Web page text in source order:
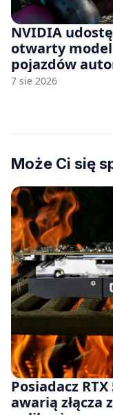
NVIDIA
otwarty
pojazdów
komercyjnego
7 sie 2026
Może Ci się
Posiadacz
awarią złącza